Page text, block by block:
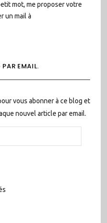
mot, me proposer votre
un mail à
EMAIL.
vous abonner à ce blog et
nouvel article par email.